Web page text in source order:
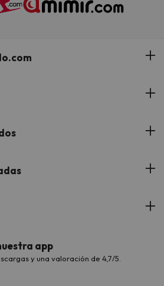
app
y una valoración de 4,7/5.